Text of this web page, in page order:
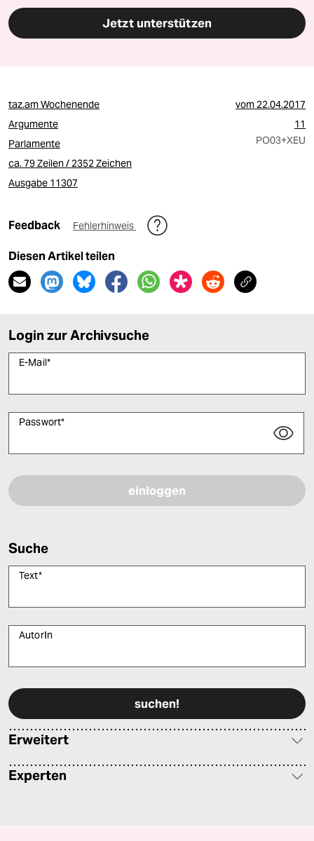
Jetzt unterstützen
taz.am Wochenende vom22.04.2017
Argumente
11
Parlamente
PO03+XEU
ca. 79 Zeilen / 2352 Zeichen
Ausgabe 11307
Feedback Fehlerhinweis
Diesen Artikel teilen
Login zur Archivsuche
E-Mail*
Passwort*
Suche
Text*
AutorIn
Erweitert
Experten